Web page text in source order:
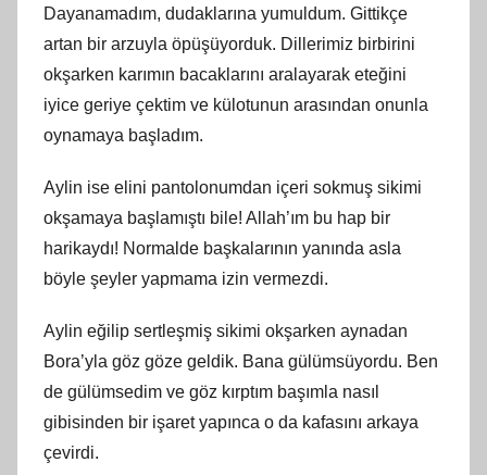
Dayanamadım, dudaklarına yumuldum. Gittikçe
artan bir arzuyla öpüşüyorduk. Dillerimiz birbirini
okşarken karımın bacaklarını aralayarak eteğini
iyice geriye çektim ve külotunun arasından onunla
oynamaya başladım.
Aylin ise elini pantolonumdan içeri sokmuş sikimi
okşamaya başlamıştı bile! Allah’ım bu hap bir
harikaydı! Normalde başkalarının yanında asla
böyle şeyler yapmama izin vermezdi.
Aylin eğilip sertleşmiş sikimi okşarken aynadan
Bora’yla göz göze geldik. Bana gülümsüyordu. Ben
de gülümsedim ve göz kırptım başımla nasıl
gibisinden bir işaret yapınca o da kafasını arkaya
çevirdi.